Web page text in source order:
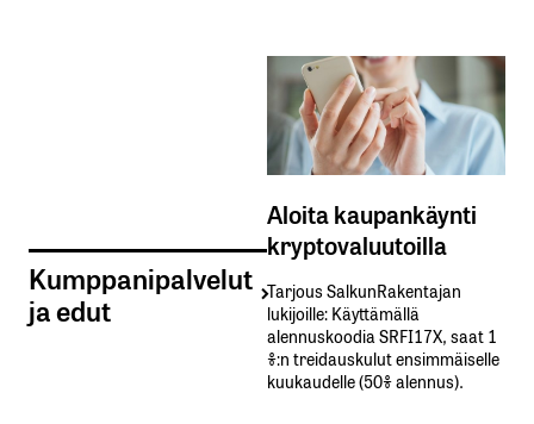
Kumppanipalvelut
ja edut
Aloita kaupankäynti
kryptovaluutoilla
Tarjous SalkunRakentajan
lukijoille: Käyttämällä​ ​
alennuskoodia​ ​SRFI17X,​ ​saat​ ​1
%:n treidauskulut​ ​ensimmäiselle​ ​
kuukaudelle​ ​(50%​ ​alennus).